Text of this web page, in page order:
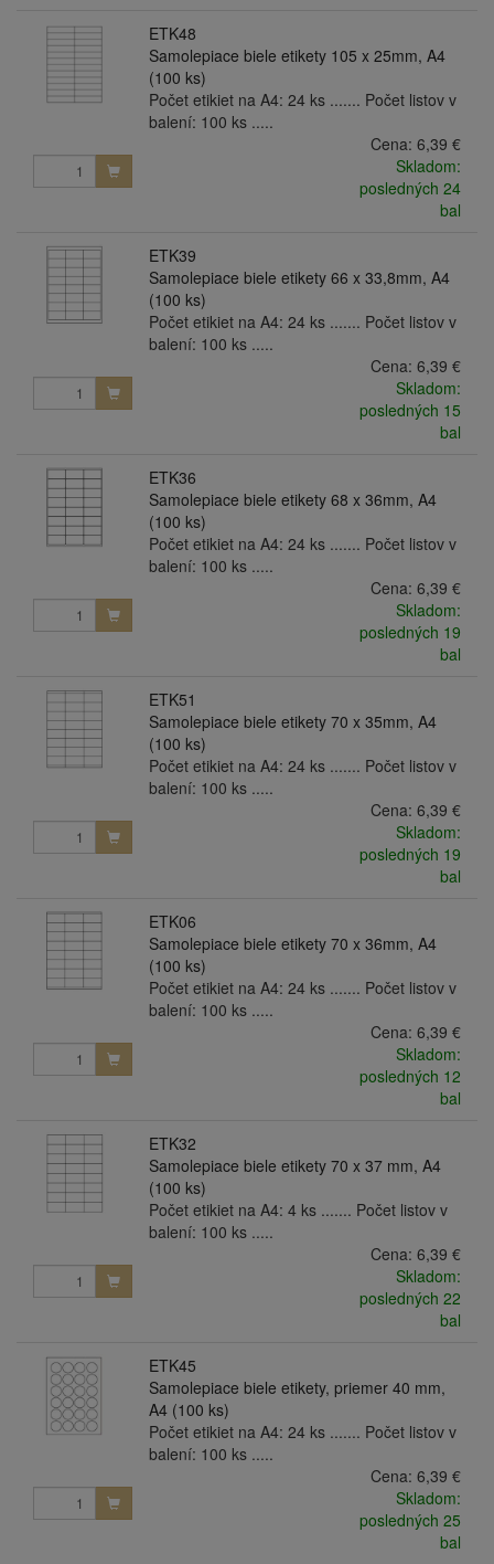
ETK48
Samolepiace biele etikety 105 x 25mm, A4
(100 ks)
Počet etikiet na A4: 24 ks ....... Počet listov v
balení: 100 ks .....
Cena: 6,39 €
Skladom:
posledných 24
bal
ETK39
Samolepiace biele etikety 66 x 33,8mm, A4
(100 ks)
Počet etikiet na A4: 24 ks ....... Počet listov v
balení: 100 ks .....
Cena: 6,39 €
Skladom:
posledných 15
bal
ETK36
Samolepiace biele etikety 68 x 36mm, A4
(100 ks)
Počet etikiet na A4: 24 ks ....... Počet listov v
balení: 100 ks .....
Cena: 6,39 €
Skladom:
posledných 19
bal
ETK51
Samolepiace biele etikety 70 x 35mm, A4
(100 ks)
Počet etikiet na A4: 24 ks ....... Počet listov v
balení: 100 ks .....
Cena: 6,39 €
Skladom:
posledných 19
bal
ETK06
Samolepiace biele etikety 70 x 36mm, A4
(100 ks)
Počet etikiet na A4: 24 ks ....... Počet listov v
balení: 100 ks .....
Cena: 6,39 €
Skladom:
posledných 12
bal
ETK32
Samolepiace biele etikety 70 x 37 mm, A4
(100 ks)
Počet etikiet na A4: 4 ks ....... Počet listov v
balení: 100 ks .....
Cena: 6,39 €
Skladom:
posledných 22
bal
ETK45
Samolepiace biele etikety, priemer 40 mm,
A4 (100 ks)
Počet etikiet na A4: 24 ks ....... Počet listov v
balení: 100 ks .....
Cena: 6,39 €
Skladom:
posledných 25
bal